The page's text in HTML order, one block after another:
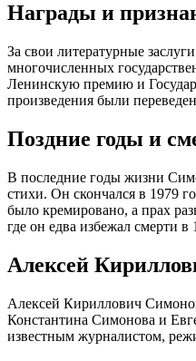
Награды и
За свои литературные
многочисленных
Ленинскую премию и
произведения были
Поздние годы и
В последние годы жизни
стихи. Он скончался в 1979
было кремировано, а прах
где он едва избежал смерти в
Алексей
Алексей Кириллович
Константина Симонова и
известным журналистом,